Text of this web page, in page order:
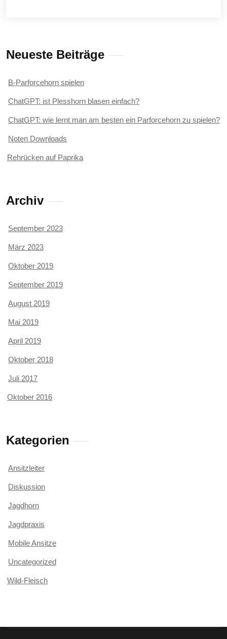
Neueste Beiträge
B-Parforcehorn spielen
ChatGPT: ist Plesshorn blasen einfach?
ChatGPT: wie lernt man am besten ein Parforcehorn zu spielen?
Noten Downloads
Rehrücken auf Paprika
Archiv
September 2023
März 2023
Oktober 2019
September 2019
August 2019
Mai 2019
April 2019
Oktober 2018
Juli 2017
Oktober 2016
Kategorien
Ansitzleiter
Diskussion
Jagdhorn
Jagdpraxis
Mobile Ansitze
Uncategorized
Wild-Fleisch